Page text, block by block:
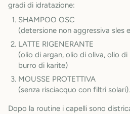
gradi di idratazione:
SHAMPOO OSC
(detersione non aggressiva sles
LATTE RIGENERANTE
(olio di argan, olio di oliva, olio
burro di karite)
MOUSSE PROTETTIVA
(senza risciacquo con filtri solari).
Dopo la routine i capelli sono